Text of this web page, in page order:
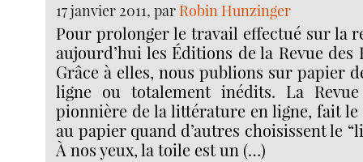
17 janvier 2011, par Robin Hunzinger
Pour prolonger le travail effectué sur la
aujourd’hui les Éditions de la Revue des
Grâce à elles, nous publions sur papier
ligne ou totalement inédits. La Revue
pionnière de la littérature en ligne, fait
au papier quand d’autres choisissent le
À nos yeux, la toile est un (…)